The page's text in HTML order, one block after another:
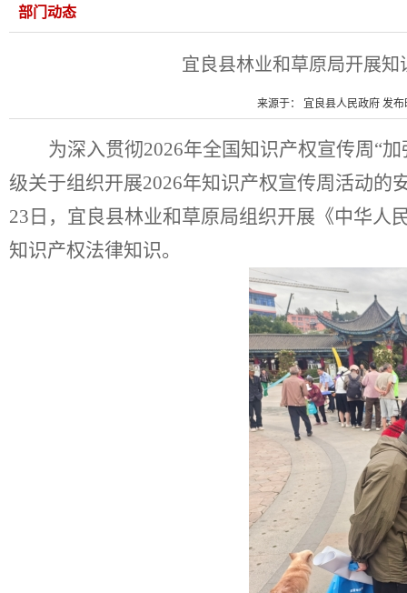
部门动态
宜良县林业和草原局开展
来源于： 宜良县人民政府 发
为深入贯彻2026年全国知识产权宣传周 “加
级关于组织开展2026年知识产权宣传周活动的
23 日 ， 宜良县林业和草原局组织开展《中华人
知识产权法律知识。